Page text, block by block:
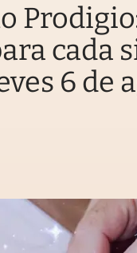
cada
6 de